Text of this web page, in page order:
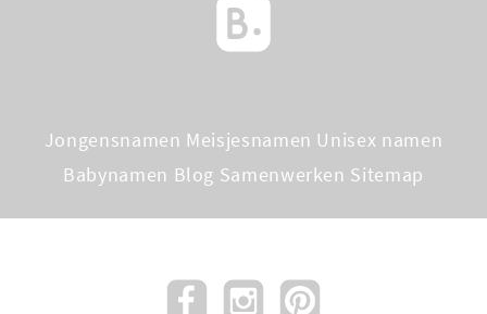
Jongensnamen Meisjesnamen Unisex namen
Babynamen Blog Samenwerken Sitemap